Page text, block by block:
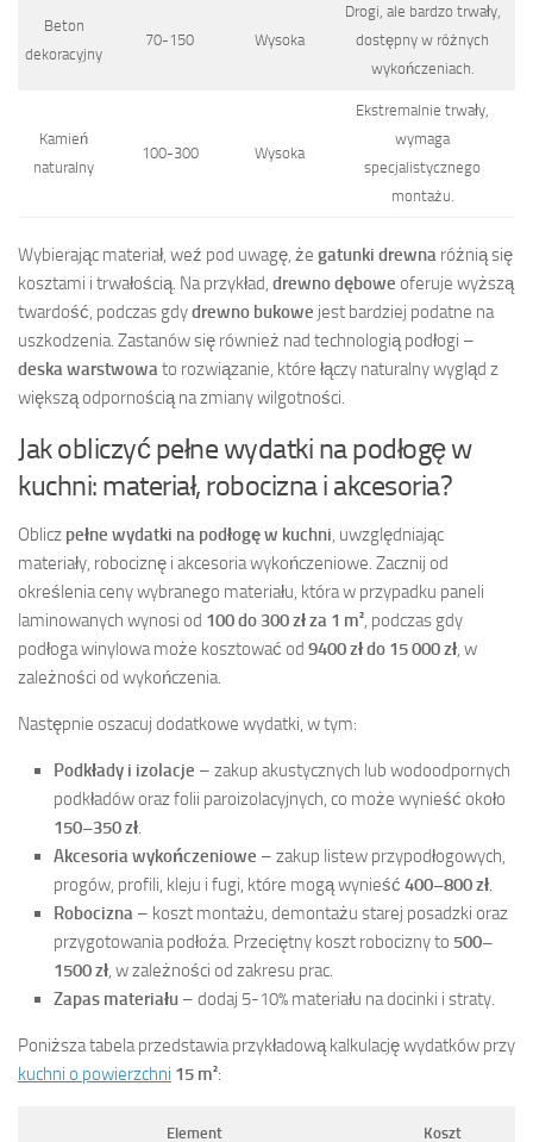
Beton
dekoracyjny
70-150 Wysoka
Drogi, ale bardzo trwały,
dostępny w różnych
wykończeniach.
Kamień
naturalny
100-300 Wysoka
Ekstremalnie trwały,
wymaga
specjalistycznego
montażu.
Wybierając materiał, weź pod uwagę, że gatunki drewna różnią się
kosztami i trwałością. Na przykład, drewno dębowe oferuje wyższą
twardość, podczas gdydrewno bukowe jest bardziej podatne na
uszkodzenia. Zastanów się również nad technologią podłogi –
deska warstwowato rozwiązanie, które łączy naturalny wygląd z
większą odpornością na zmiany wilgotności.
Jak obliczyć pełne wydatki na podłogę w
kuchni: materiał, robocizna i akcesoria?
Oblicz pełne wydatki na podłogę w kuchni, uwzględniając
materiały, robociznę i akcesoria wykończeniowe. Zacznij od
określenia ceny wybranego materiału, która w przypadku paneli
laminowanych wynosi od 100 do 300 zł za 1 m², podczas gdy
podłoga winylowa może kosztować od 9400 zł do 15 000 zł, w
zależności od wykończenia.
Następnie oszacuj dodatkowe wydatki, w tym:
Podkłady i izolacje – zakup akustycznych lub wodoodpornych
podkładów oraz folii paroizolacyjnych, co może wynieść około
150–350 zł.
Akcesoria wykończeniowe – zakup listew przypodłogowych,
progów, profili, kleju i fugi, które mogą wynieść 400–800 zł.
Robocizna – koszt montażu, demontażu starej posadzki oraz
przygotowania podłoża. Przeciętny koszt robocizny to 500–
1500 zł, w zależności od zakresu prac.
Zapas materiału – dodaj 5-10% materiału na docinki i straty.
Poniższa tabela przedstawia przykładową kalkulację wydatków przy
kuchni o powierzchni 15 m²:
Element Koszt